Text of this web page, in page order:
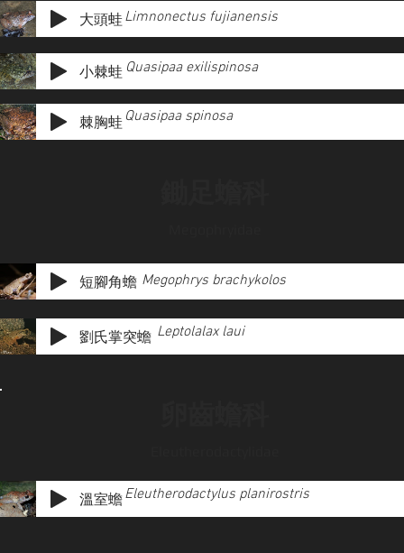
大頭蛙
小棘蛙
棘胸蛙
Limnonectus fujianensis
Quasipaa exilispinosa
Quasipaa spinosa
短腳角蟾
劉氏掌突蟾
Megophrys brachykolos
Leptolalax laui
溫室蟾Eleutherodactylus planirostris